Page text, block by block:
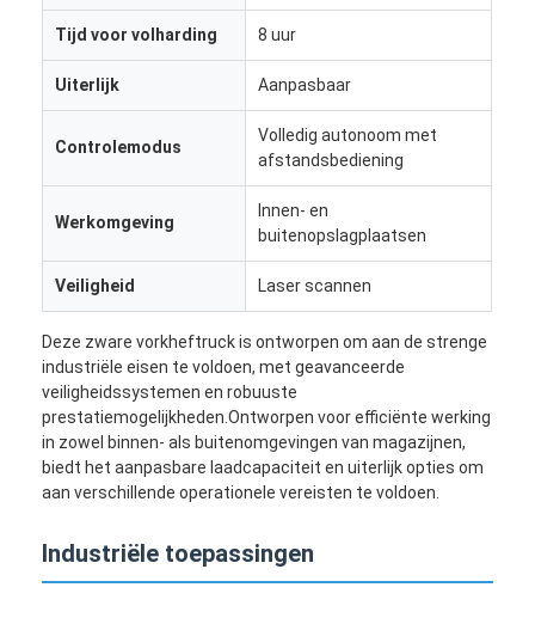
Tijd voor volharding 8 uur
Uiterlijk Aanpasbaar
Controlemodus
Volledig autonoom met
afstandsbediening
Werkomgeving
Innen- en
buitenopslagplaatsen
Veiligheid Laser scannen
Deze zware vorkheftruck is ontworpen om aan de strenge
industriële eisen te voldoen, met geavanceerde
veiligheidssystemen en robuuste
prestatiemogelijkheden.Ontworpen voor efficiënte werking
in zowel binnen- als buitenomgevingen van magazijnen,
biedt het aanpasbare laadcapaciteit en uiterlijk opties om
aan verschillende operationele vereisten te voldoen.
Industriële toepassingen